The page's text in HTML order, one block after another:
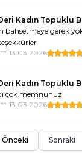
Kadın Topuklu
bahsetmeye gerek
teşekkürler
13.03.2026
Kadın Topuklu
çok memnunuz
13.03.2026
Önceki Sonraki